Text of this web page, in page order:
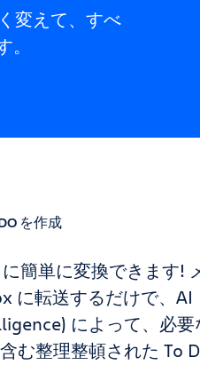
変えて、すべ
を作成
簡単に変換できます!
に転送するだけで、AI
によって、必要
む整理整頓された To